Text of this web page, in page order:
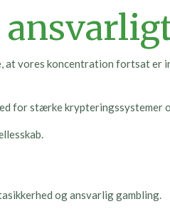
at vores koncentration fortsat
for stærke krypteringssystemer
og ansvarlig gambling.